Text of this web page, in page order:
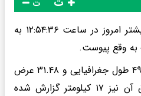
ت
زمین‌لرزه ای به بزرگی ۳/۸ ریشتر امروز در ساعت ۱۲:۵۴:۳۶ به
به وقع پیوست.
مختصات کانون زمین‌لرزه ۴۹.۹۹ طول جغرافیایی و ۳۱.۴۸ عرض
جغرافیایی اعلام شده و عمق آن نیز ۱۷ کیلومتر گزارش شده